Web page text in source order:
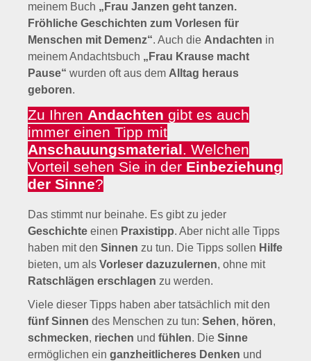
meinem Buch „Frau Janzen geht tanzen.
Fröhliche Geschichten zum Vorlesen für
Menschen mit Demenz“. Auch die Andachten in
meinem Andachtsbuch „Frau Krause macht
Pause“ wurden oft aus dem Alltag heraus
geboren.
Zu Ihren Andachten gibt es auch
immer einen Tipp mit
Anschauungsmaterial. Welchen
Vorteil sehen Sie in der Einbeziehung
der Sinne?
Das stimmt nur beinahe. Es gibt zu jeder
Geschichte einen Praxistipp. Aber nicht alle Tipps
haben mit den Sinnen zu tun. Die Tipps sollen Hilfe
bieten, um als Vorleser dazuzulernen, ohne mit
Ratschlägen erschlagen zu werden.
Viele dieser Tipps haben aber tatsächlich mit den
fünf Sinnen des Menschen zu tun: Sehen, hören,
schmecken, riechen und fühlen. Die Sinne
ermöglichen ein ganzheitlicheres Denken und